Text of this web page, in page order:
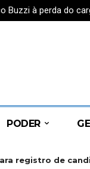
Buzzi à perda do
PODER
registro de